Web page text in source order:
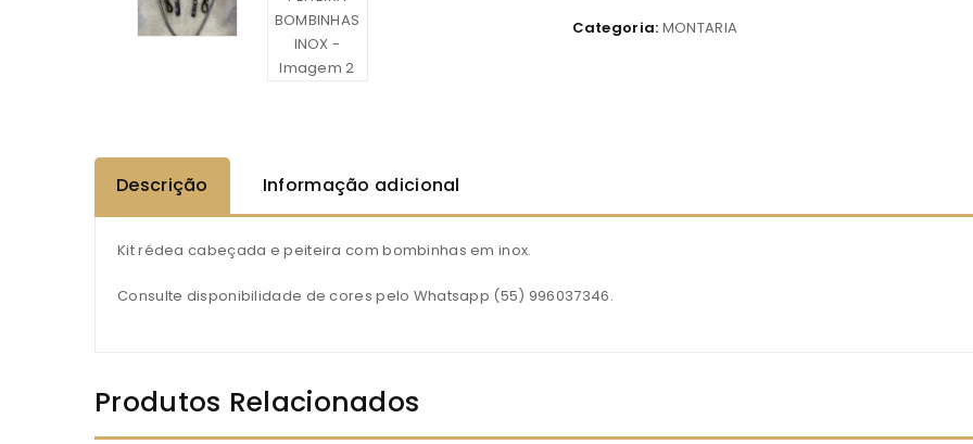
Categoria: MONTARIA
Descrição Informação adicional
Kit rédea cabeçada e peiteira com bombinhas em inox.
Consulte disponibilidade de cores pelo Whatsapp (55) 996037346.
Produtos Relacionados